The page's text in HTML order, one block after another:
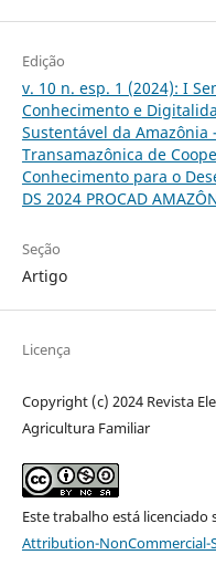
Edição
v. 10 n. esp. 1 (2024): I
Conhecimento e
Sustentável da Amazônia
Transamazônica de
Conhecimento para o
DS 2024 PROCAD
Seção
Artigo
Licença
Copyright (c) 2024 Revista
Agricultura Familiar
Este trabalho está licenciado
Attribution-NonCommercial-